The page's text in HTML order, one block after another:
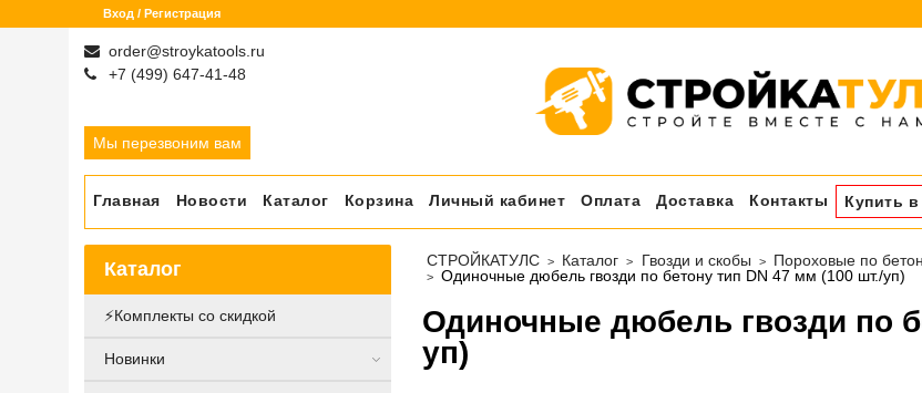
Вход / Регистрация
order@stroykatools.ru
+7 (499) 647-41-48
Мы перезвоним вам
Главная Новости Каталог Корзина Личный кабинет Оплата Доставка Контакты Купить
СТРОЙКАТУЛС Каталог Гвозди и скобы
Пороховые по
Одиночные дюбель гвозди по бетону тип DN 47 мм (100 шт./уп)
Одиночные дюбель гвозди по
уп)
Каталог
⚡️Комплекты со скидкой
Новинки